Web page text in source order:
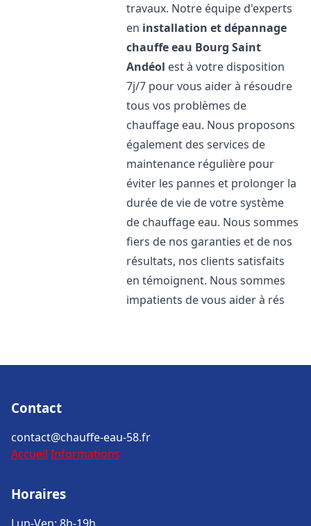
travaux. Notre équipe d'experts
en installation et dépannage
chauffe eau Bourg Saint
Andéol est à votre disposition
7j/7 pour vous aider à résoudre
tous vos problèmes de
chauffage eau. Nous proposons
également des services de
maintenance régulière pour
éviter les pannes et prolonger la
durée de vie de votre système
de chauffage eau. Nous sommes
fiers de nos garanties et de nos
résultats, nos clients satisfaits
en témoignent. Nous sommes
impatients de vous aider à rés
Contact
contact@chauffe-eau-58.fr
Accueil Informations
Horaires